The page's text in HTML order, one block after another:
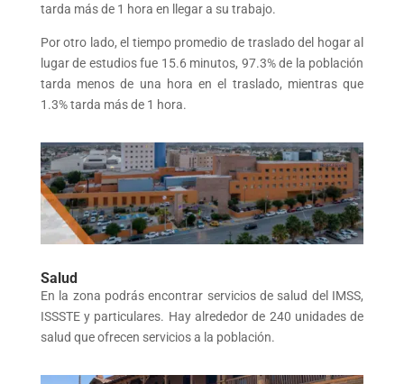
tarda más de 1 hora en llegar a su trabajo.
Por otro lado, el tiempo promedio de traslado del hogar al
lugar de estudios fue 15.6 minutos, 97.3% de la población
tarda menos de una hora en el traslado, mientras que
1.3% tarda más de 1 hora.
Salud
En la zona podrás encontrar servicios de salud del IMSS,
ISSSTE y particulares. Hay alrededor de 240 unidades de
salud que ofrecen servicios a la población.